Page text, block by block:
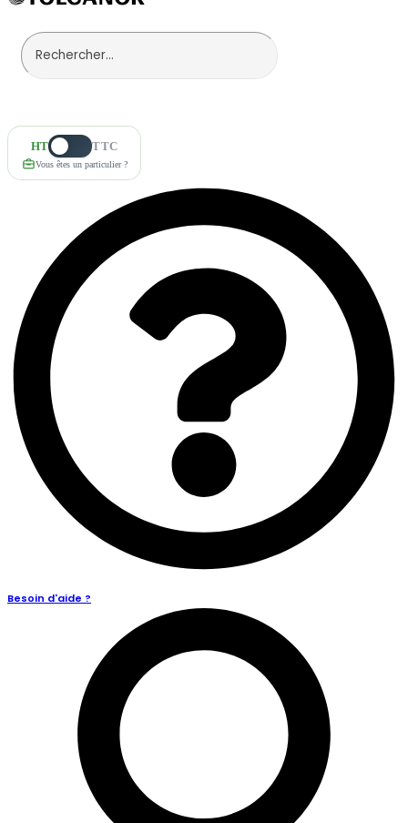
HT TTC
Vous êtes un particulier ?
Besoin d'aide ?